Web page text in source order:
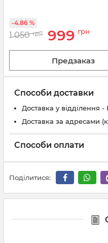
1 050 грн 999 грн
-4.86 %
Предзаказ
Способи доставки
Доставка у відділення
Доставка за адресами
Способи оплати
Поділитися: